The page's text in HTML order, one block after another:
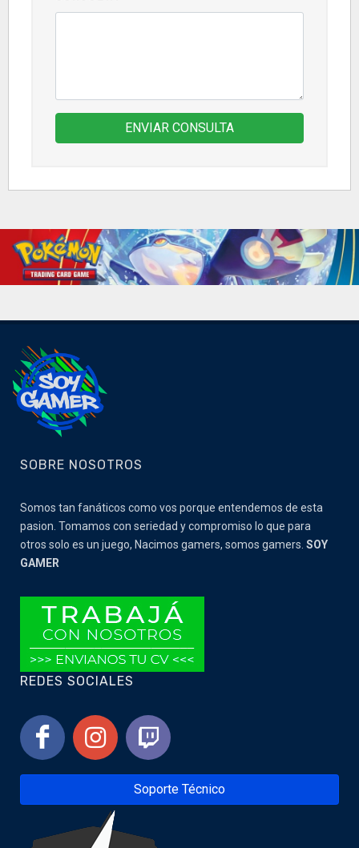
ENVIAR CONSULTA
SOBRE NOSOTROS
Somos tan fanáticos como vos porque entendemos de esta
pasion. Tomamos con seriedad y compromiso lo que para
otros solo es un juego, Nacimos gamers, somos gamers. SOY
GAMER
REDES SOCIALES
Soporte Técnico